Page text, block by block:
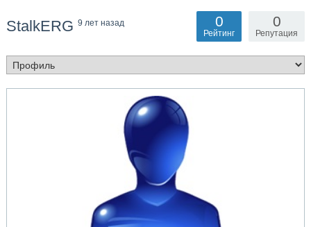
StalkERG 9 лет назад 0
Репутация
0
Рейтинг